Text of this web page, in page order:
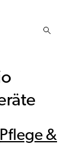
Pflege &